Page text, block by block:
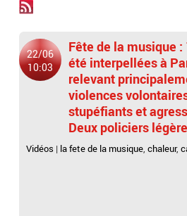
22/06
10:03
Fête de la musique
été interpellées à
relevant
violences
stupéfiants et
Deux policiers
Vidéos | la fete de la musique,chaleur,